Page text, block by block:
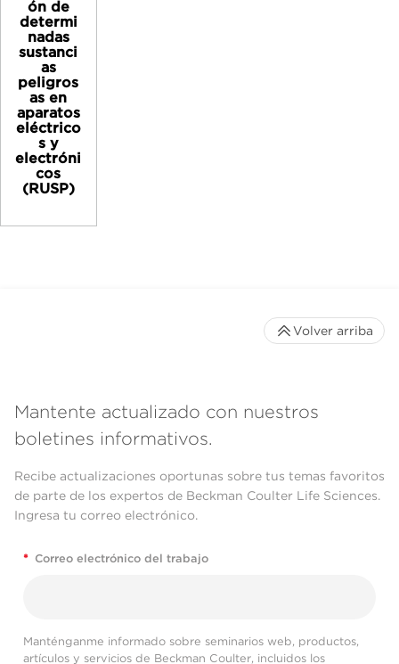
ón de
determi
nadas
sustanci
as
peligros
as en
aparatos
eléctrico
s y
electróni
cos
(RUSP)
Mantente actualizado con nuestros
boletines informativos.
Recibe actualizaciones oportunas sobre tus temas favoritos
de parte de los expertos de Beckman Coulter Life Sciences.
Ingresa tu correo electrónico.
* Correo electrónico del trabajo
Manténganme informado sobre seminarios web, productos,
artículos y servicios de Beckman Coulter, incluidos los
Volver arriba